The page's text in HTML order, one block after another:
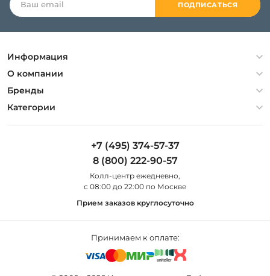
ПОДПИСАТЬСЯ
Информация
Политика конфиденциальности
Гарантия
Оплата и доставка
О компании
О компании
Контакты
Бренды
Artelamp
Категории
Люстры
Уличные светильники
+7 (495) 374-57-37
8 (800) 222-90-57
Колл-центр eжедневно,
с 08:00 до 22:00 по Москве
Прием заказов круглосуточно
Принимаем к оплате: